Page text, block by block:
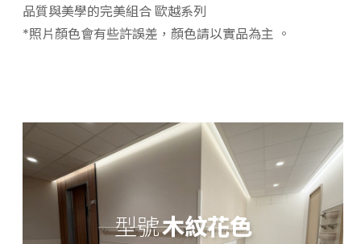
品質與美學的完美組合 歐越系列
*照片顏色會有些許誤差，顏色請以實品為主 。
型號木紋花色